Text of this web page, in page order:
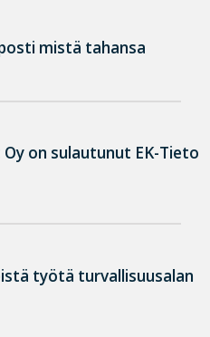
mistä tahansa
on sulautunut EK-Tieto
työtä turvallisuusalan